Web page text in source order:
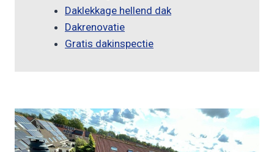
Daklekkage hellend dak
Dakrenovatie
Gratis dakinspectie